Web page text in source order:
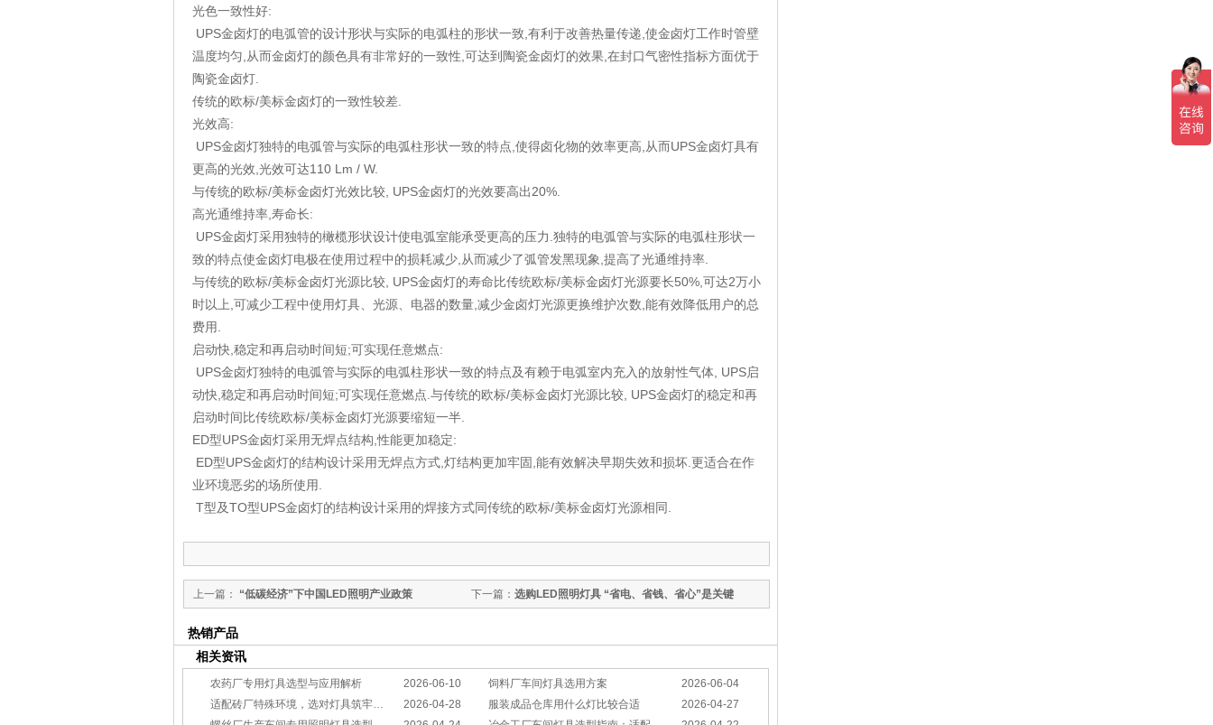
光色一致性好:
UPS金卤灯的电弧管的设计形状与实际的电弧柱的形状一致,有利于改善热量传递,使金卤灯工作时管壁
温度均匀,从而金卤灯的颜色具有非常好的一致性,可达到陶瓷金卤灯的效果,在封口气密性指标方面优于
陶瓷金卤灯.
传统的欧标/美标金卤灯的一致性较差.
光效高:
UPS金卤灯独特的电弧管与实际的电弧柱形状一致的特点,使得卤化物的效率更高,从而UPS金卤灯具有
更高的光效,光效可达110 Lm / W.
与传统的欧标/美标金卤灯光效比较, UPS金卤灯的光效要高出20%.
高光通维持率,寿命长:
UPS金卤灯采用独特的橄榄形状设计使电弧室能承受更高的压力.独特的电弧管与实际的电弧柱形状一
致的特点使金卤灯电极在使用过程中的损耗减少,从而减少了弧管发黑现象,提高了光通维持率.
与传统的欧标/美标金卤灯光源比较, UPS金卤灯的寿命比传统欧标/美标金卤灯光源要长50%,可达2万小
时以上,可减少工程中使用灯具、光源、电器的数量,减少金卤灯光源更换维护次数,能有效降低用户的总
费用.
启动快,稳定和再启动时间短;可实现任意燃点:
UPS金卤灯独特的电弧管与实际的电弧柱形状一致的特点及有赖于电弧室内充入的放射性气体, UPS启
动快,稳定和再启动时间短;可实现任意燃点.与传统的欧标/美标金卤灯光源比较, UPS金卤灯的稳定和再
启动时间比传统欧标/美标金卤灯光源要缩短一半.
ED型UPS金卤灯采用无焊点结构,性能更加稳定:
ED型UPS金卤灯的结构设计采用无焊点方式,灯结构更加牢固,能有效解决早期失效和损坏.更适合在作
业环境恶劣的场所使用.
T型及TO型UPS金卤灯的结构设计采用的焊接方式同传统的欧标/美标金卤灯光源相同.
下一篇： 选购LED照明灯具 “省电、省钱、省心”是关键
上一篇： “低碳经济”下中国LED照明产业政策
热销产品
相关资讯
2026-06-10
农药厂专用灯具选型与应用解析 2026-06-04
饲料厂车间灯具选用方案
2026-04-28
适配砖厂特殊环境，选对灯具筑牢生产安全线 2026-04-27
服装成品仓库用什么灯比较合适